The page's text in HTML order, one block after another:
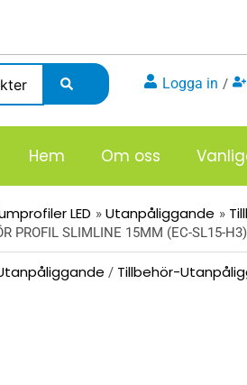
Logga in /
Hem Om oss
LED Utanpåliggande
PROFIL SLIMLINE 15MM (EC-SL15-H3)
/ Tillbehör-